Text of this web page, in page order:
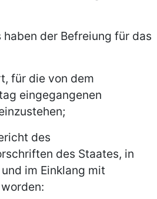
der Befreiung für das
für die von dem
eingegangenen
des
des Staates, in
im Einklang mit